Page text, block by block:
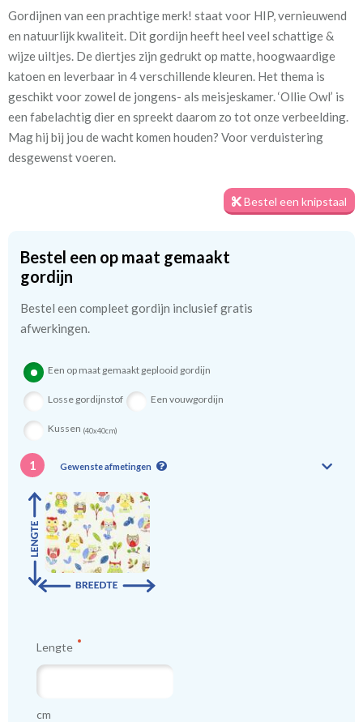
Artikelnummer
Pt. 5869-335 OLLIE OWL
Patroon: 64 cm
Stofbreedte: 137 cm
Mate van verduistering:
circa 2-3 weken
eerst een knipstaaltje.
Zo weet u precies met welke kleur en kwaliteit uw gordijnen
worden gemaakt.
kindergordijnen voeren: een verschil van dag en nacht!
Gordijnen van een prachtige merk! staat voor HIP, vernieuwend
en natuurlijk kwaliteit. Dit gordijn heeft heel veel schattige &
wijze uiltjes. De diertjes zijn gedrukt op matte, hoogwaardige
katoen en leverbaar in 4 verschillende kleuren. Het thema is
geschikt voor zowel de jongens- als meisjeskamer. ‘Ollie Owl’ is
een fabelachtig dier en spreekt daarom zo tot onze verbeelding.
Mag hij bij jou de wacht komen houden? Voor verduistering
desgewenst voeren.
Bestel een knipstaal
Bestel een op maat gemaakt
gordijn
Bestel een compleet gordijn inclusief gratis
afwerkingen.
Een op maat gemaakt geplooid gordijn
Losse gordijnstof Een vouwgordijn
Kussen (40x40cm)
1 Gewenste afmetingen
Lengte
cm